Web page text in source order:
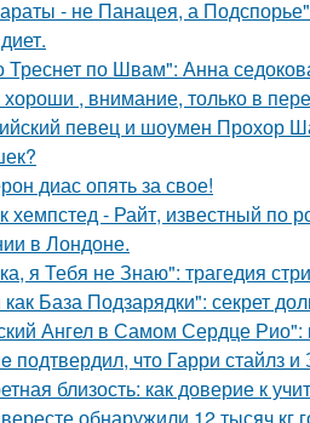
- не Панацея, а
Треснет по Швам": Анна
, внимание, только в
певец и шоумен Прохор
диас опять за свое!
хемпстед - Райт, известный по
в Лондоне.
я Тебя не Знаю": трагедия
База Подзарядки": секрет
Ангел в Самом Сердце Рио":
подтвердил, что Гарри стайлз
близость: как доверие к